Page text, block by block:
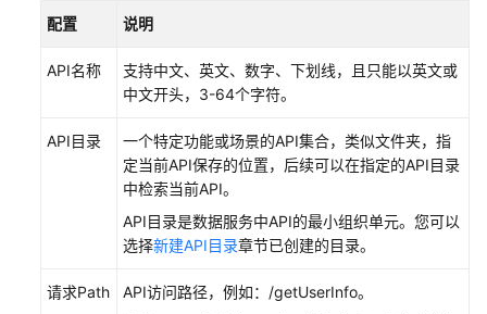
户
使
用
据
配置 说明
API名称
支持中文、英文、数字、下划线，且只能以英文或
中文开头，3-64个字符。
API目录
一个特定功能或场景的API集合，类似文件夹，指
定当前API保存的位置，后续可以在指定的API目录
中检索当前API。
API目录是数据服务中API的最小组织单元。您可以
选择新建API目录章节已创建的目录。
请求Path
API访问路径，例如：/getUserInfo。